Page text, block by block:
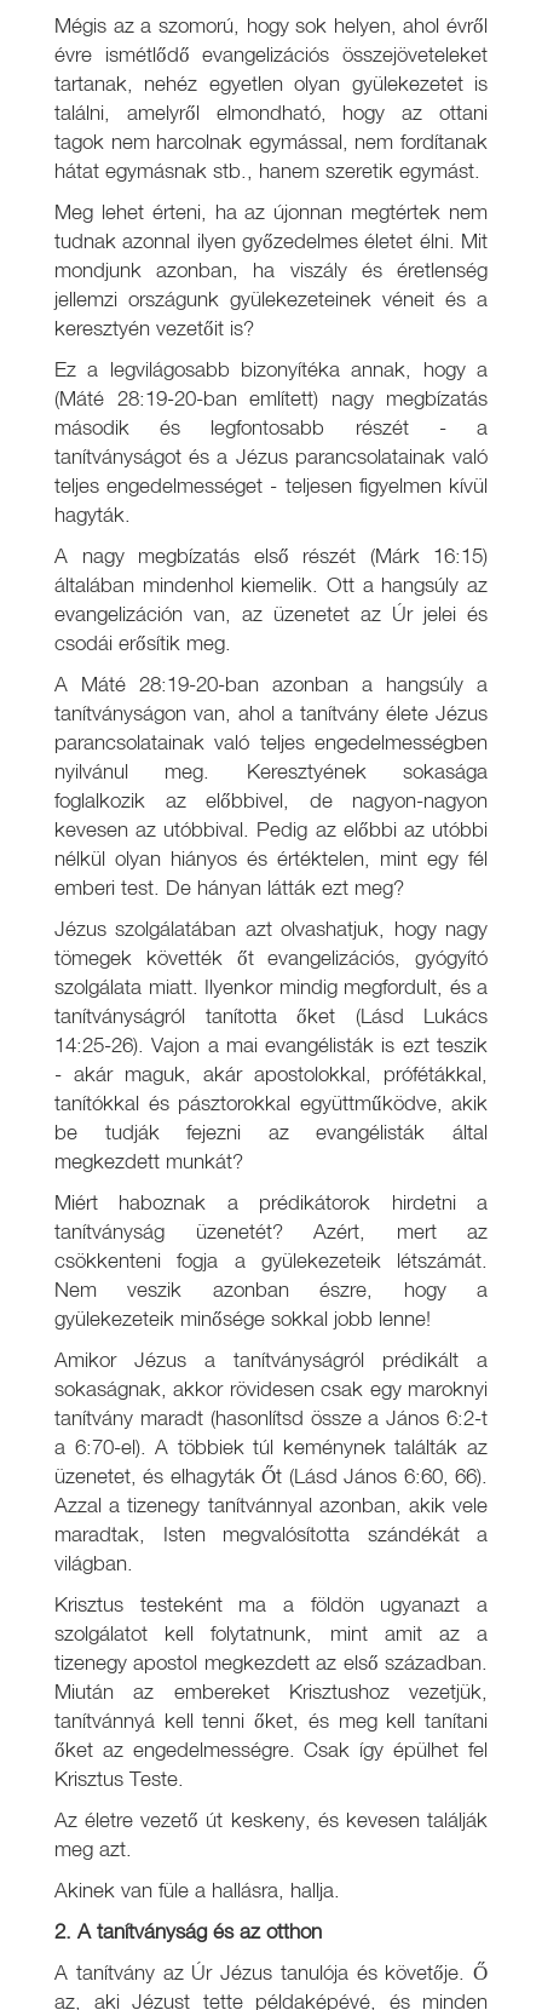
Mégis az a szomorú, hogy sok helyen, ahol évről
évre ismétlődő evangelizációs összejöveteleket
tartanak, nehéz egyetlen olyan gyülekezetet is
találni, amelyről elmondható, hogy az ottani
tagok nem harcolnak egymással, nem fordítanak
hátat egymásnak stb., hanem szeretik egymást.
Meg lehet érteni, ha az újonnan megtértek nem
tudnak azonnal ilyen győzedelmes életet élni. Mit
mondjunk azonban, ha viszály és éretlenség
jellemzi országunk gyülekezeteinek véneit és a
keresztyén vezetőit is?
Ez a legvilágosabb bizonyítéka annak, hogy a
(Máté 28:19-20-ban említett) nagy megbízatás
második és legfontosabb részét - a
tanítványságot és a Jézus parancsolatainak való
teljes engedelmességet - teljesen figyelmen kívül
hagyták.
A nagy megbízatás első részét (Márk 16:15)
általában mindenhol kiemelik. Ott a hangsúly az
evangelizáción van, az üzenetet az Úr jelei és
csodái erősítik meg.
A Máté 28:19-20-ban azonban a hangsúly a
tanítványságon van, ahol a tanítvány élete Jézus
parancsolatainak való teljes engedelmességben
nyilvánul meg. Keresztyének sokasága
foglalkozik az előbbivel, de nagyon-nagyon
kevesen az utóbbival. Pedig az előbbi az utóbbi
nélkül olyan hiányos és értéktelen, mint egy fél
emberi test. De hányan látták ezt meg?
Jézus szolgálatában azt olvashatjuk, hogy nagy
tömegek követték őt evangelizációs, gyógyító
szolgálata miatt. Ilyenkor mindig megfordult, és a
tanítványságról tanította őket (Lásd Lukács
14:25-26). Vajon a mai evangélisták is ezt teszik
- akár maguk, akár apostolokkal, prófétákkal,
tanítókkal és pásztorokkal együttműködve, akik
be tudják fejezni az evangélisták által
megkezdett munkát?
Miért haboznak a prédikátorok hirdetni a
tanítványság üzenetét? Azért, mert az
csökkenteni fogja a gyülekezeteik létszámát.
Nem veszik azonban észre, hogy a
gyülekezeteik minősége sokkal jobb lenne!
Amikor Jézus a tanítványságról prédikált a
sokaságnak, akkor rövidesen csak egy maroknyi
tanítvány maradt (hasonlítsd össze a János 6:2-t
a 6:70-el). A többiek túl keménynek találták az
üzenetet, és elhagyták Őt (Lásd János 6:60, 66).
Azzal a tizenegy tanítvánnyal azonban, akik vele
maradtak, Isten megvalósította szándékát a
világban.
Krisztus testeként ma a földön ugyanazt a
szolgálatot kell folytatnunk, mint amit az a
tizenegy apostol megkezdett az első században.
Miután az embereket Krisztushoz vezetjük,
tanítvánnyá kell tenni őket, és meg kell tanítani
őket az engedelmességre. Csak így épülhet fel
Krisztus Teste.
Az életre vezető út keskeny, és kevesen találják
meg azt.
Akinek van füle a hallásra, hallja.
2. A tanítványság és az otthon
A tanítvány az Úr Jézus tanulója és követője. Ő
az, aki Jézust tette példaképévé, és minden